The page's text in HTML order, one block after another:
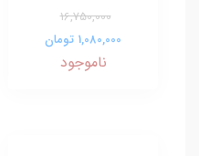
16,750,000
1,080,000 تومان
ناموجود